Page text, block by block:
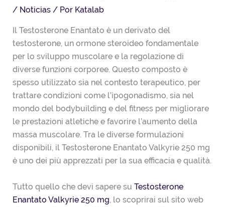
/ Noticias / Por Katalab
Il Testosterone Enantato è un derivato del
testosterone, un ormone steroideo fondamentale
per lo sviluppo muscolare e la regolazione di
diverse funzioni corporee. Questo composto è
spesso utilizzato sia nel contesto terapeutico, per
trattare condizioni come l’ipogonadismo, sia nel
mondo del bodybuilding e del fitness per migliorare
le prestazioni atletiche e favorire l’aumento della
massa muscolare. Tra le diverse formulazioni
disponibili, il Testosterone Enantato Valkyrie 250 mg
è uno dei più apprezzati per la sua efficacia e qualità.
Tutto quello che devi sapere suTestosterone
Enantato Valkyrie 250 mg, lo scoprirai sul sito web